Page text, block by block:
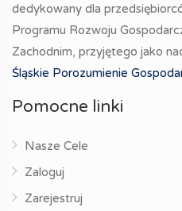
dedykowany dla
Programu Rozwoju
Zachodnim, przyjętego jako
Śląskie Porozumienie
Pomocne linki
Nasze Cele
Zaloguj
Zarejestruj